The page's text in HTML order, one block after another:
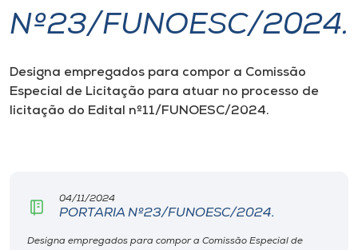
I.nova
Diplomados
Nº23/FUNOESC/2024.
Designa empregados para compor a Comissão
Especial de Licitação para atuar no processo de
licitação do Edital nº11/FUNOESC/2024.
04/11/2024
PORTARIA Nº23/FUNOESC/2024.
Designa empregados para compor a Comissão Especial de